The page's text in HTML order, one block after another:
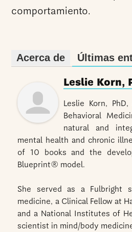
comportamiento.
Acerca de Últimas
Leslie Korn,
Leslie Korn,
Behavioral
natural and
mental health and chronic
of 10 books and the
Blueprint® model.
She served as a Fulbright
medicine, a Clinical Fellow at
and a National Institutes of
scientist in mind/body